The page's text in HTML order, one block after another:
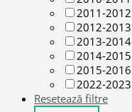
2011-2012
2012-2013
2013-2014
2014-2015
2015-2016
2022-2023
Resetează filtre